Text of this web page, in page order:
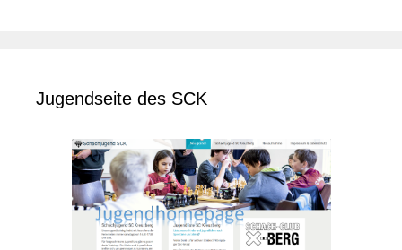
Jugendseite des SCK